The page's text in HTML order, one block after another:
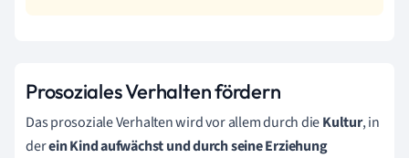
Prosoziales Verhalten fördern
Das prosoziale Verhalten wird vor allem durch dieKultur, in
derein Kind aufwächst und durch seine Erziehung